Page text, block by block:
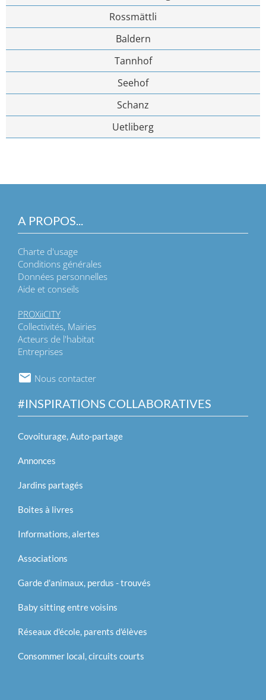
Rossmättli
Baldern
Tannhof
Seehof
Schanz
Uetliberg
A PROPOS...
Charte d'usage
Conditions générales
Données personnelles
Aide et conseils
PROXiiCITY
Collectivités, Mairies
Acteurs de l'habitat
Entreprises
Nous contacter
#INSPIRATIONS COLLABORATIVES
Covoiturage, Auto-partage
Annonces
Jardins partagés
Boites à livres
Informations, alertes
Associations
Garde d'animaux, perdus - trouvés
Baby sitting entre voisins
Réseaux d'école, parents d'élèves
Consommer local, circuits courts